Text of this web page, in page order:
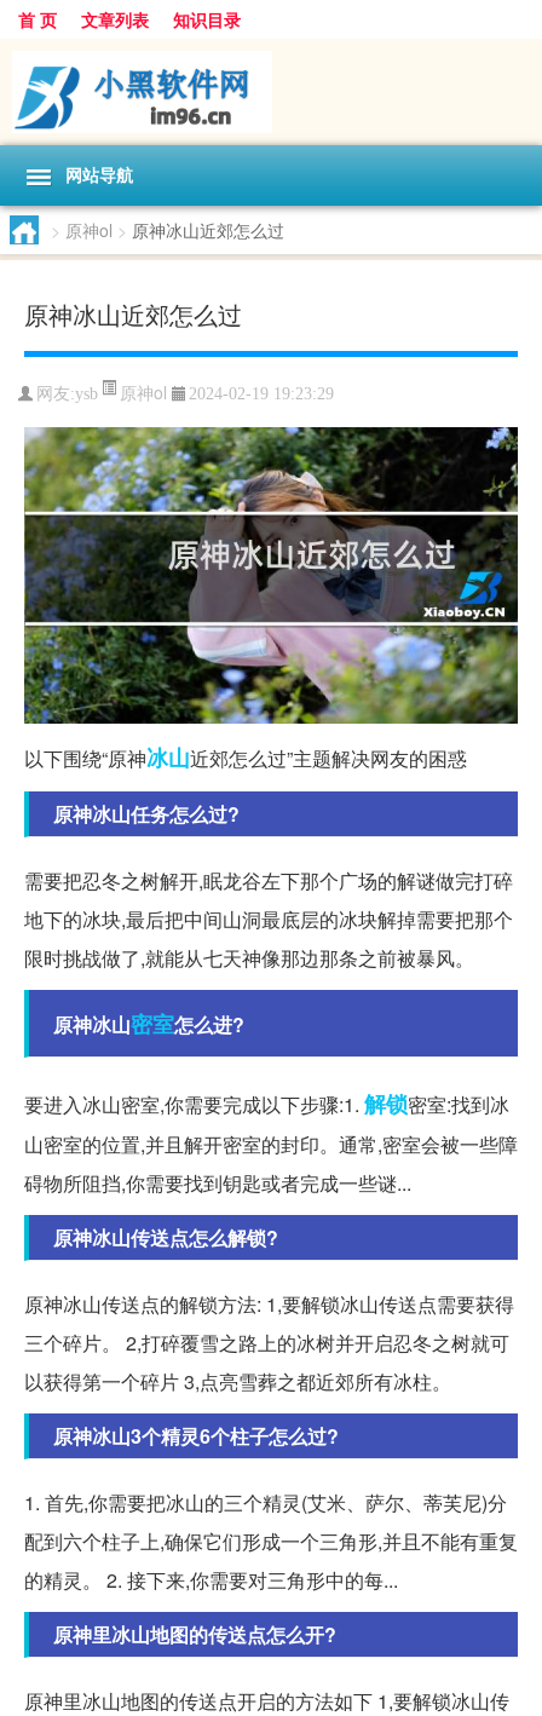
首 页 文章列表 知识目录
网站导航
> 原神ol > 原神冰山近郊怎么过
原神冰山近郊怎么过
网友:ysb 原神ol 2024-02-19 19:23:29
以下围绕“原神冰山近郊怎么过”主题解决网友的困惑
原神冰山任务怎么过?
需要把忍冬之树解开,眠龙谷左下那个广场的解谜做完打碎
地下的冰块,最后把中间山洞最底层的冰块解掉需要把那个
限时挑战做了,就能从七天神像那边那条之前被暴风。
原神冰山密室怎么进?
要进入冰山密室,你需要完成以下步骤:1. 解锁密室:找到冰
山密室的位置,并且解开密室的封印。通常,密室会被一些障
碍物所阻挡,你需要找到钥匙或者完成一些谜...
原神冰山传送点怎么解锁?
原神冰山传送点的解锁方法: 1,要解锁冰山传送点需要获得
三个碎片。 2,打碎覆雪之路上的冰树并开启忍冬之树就可
以获得第一个碎片 3,点亮雪葬之都近郊所有冰柱。
原神冰山3个精灵6个柱子怎么过?
1. 首先,你需要把冰山的三个精灵(艾米、萨尔、蒂芙尼)分
配到六个柱子上,确保它们形成一个三角形,并且不能有重复
的精灵。 2. 接下来,你需要对三角形中的每...
原神里冰山地图的传送点怎么开?
原神里冰山地图的传送点开启的方法如下 1,要解锁冰山传